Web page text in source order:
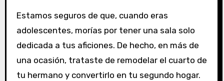
Estamos seguros de que, cuando eras
adolescentes, morías por tener una sala solo
dedicada a tus aficiones. De hecho, en más de
una ocasión, trataste de remodelar el cuarto de
tu hermano y convertirlo en tu segundo hogar.